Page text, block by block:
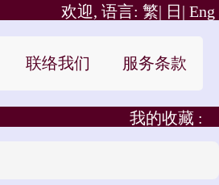
Eng
日|
欢迎, 语言: 繁|
联络我们 服务条款
我的收藏 :